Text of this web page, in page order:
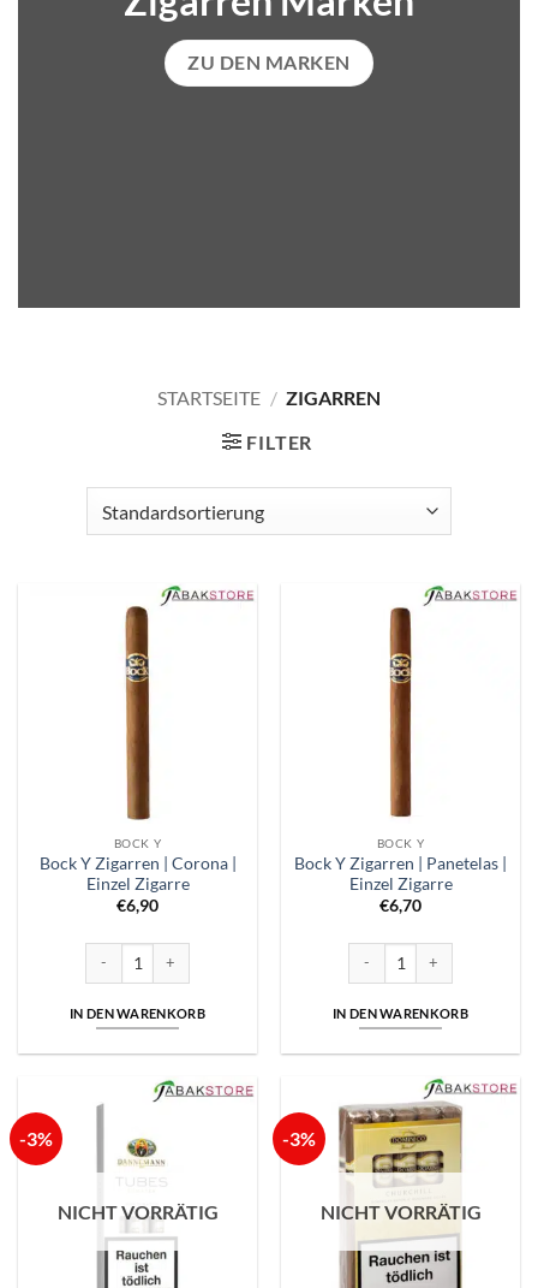
ZU DEN MARKEN
STARTSEITE / ZIGARREN
FILTER
BOCK Y
Bock Y Zigarren | Corona |
Einzel Zigarre
€6,90
IN DEN WARENKORB
BOCK Y
Bock Y Zigarren | Panetelas |
Einzel Zigarre
€6,70
IN DEN WARENKORB
-3%
NICHT VORRÄTIG
-3%
NICHT VORRÄTIG